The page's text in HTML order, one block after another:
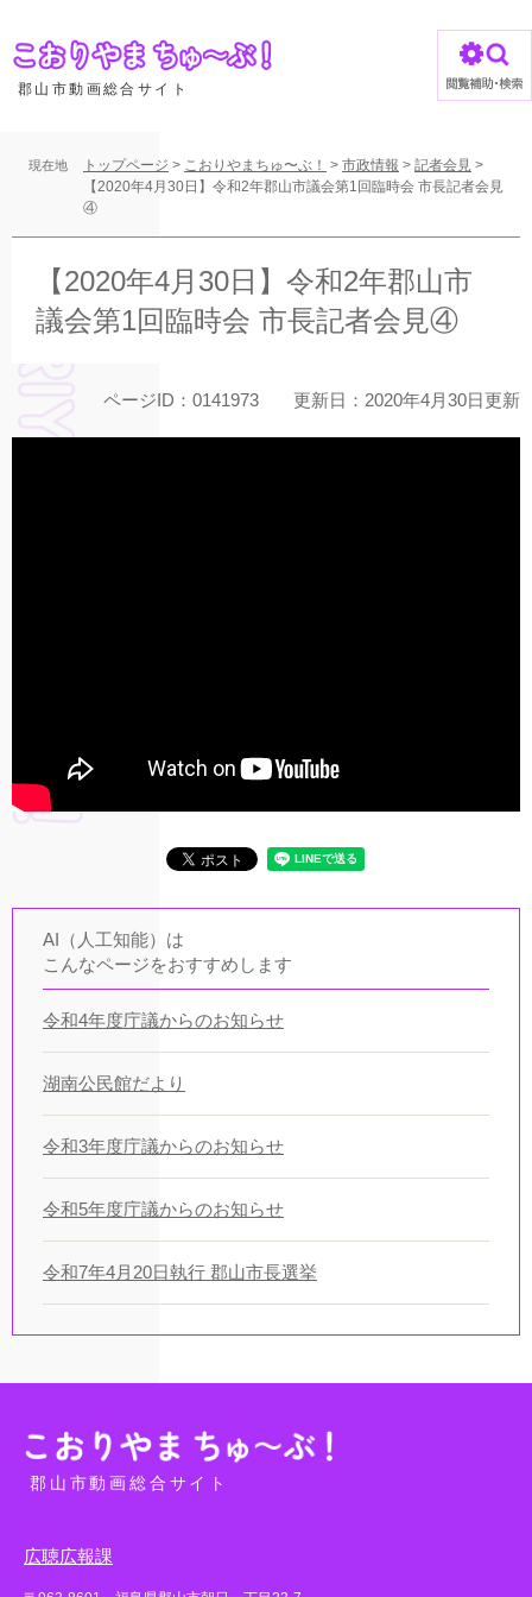
ジ
郡山市動画総合サイト
現在地 トップページ > こおりやまちゅ〜ぶ！ > 市政情報 > 記者会見 >
【2020年4月30日】令和2年郡山市議会第1回臨時会 市長記者会見
④
【2020年4月30日】令和2年郡山市
議会第1回臨時会 市長記者会見④
ページID：0141973 更新日：2020年4月30日更新
AI（人工知能）は
こんなページをおすすめします
令和4年度庁議からのお知らせ
湖南公民館だより
令和3年度庁議からのお知らせ
令和5年度庁議からのお知らせ
令和7年4月20日執行 郡山市長選挙
郡山市動画総合サイト
広聴広報課